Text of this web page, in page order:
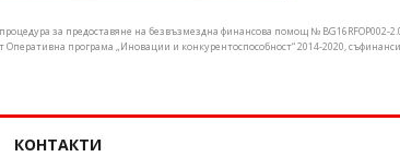
за предоставяне на безвъзмездна финансова помощ № BG16RFOP002-
програма „Иновации и конкурентоспособност“ 2014-2020,
КОНТАКТИ